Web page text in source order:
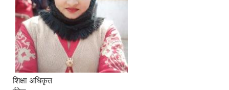
शिक्षा अधिकृत